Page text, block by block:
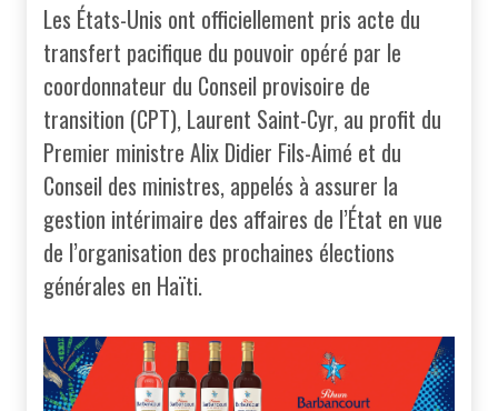
Les États-Unis ont officiellement pris acte du
transfert pacifique du pouvoir opéré par le
coordonnateur du Conseil provisoire de
transition (CPT), Laurent Saint-Cyr, au profit du
Premier ministre Alix Didier Fils-Aimé et du
Conseil des ministres, appelés à assurer la
gestion intérimaire des affaires de l’État en vue
de l’organisation des prochaines élections
générales en Haïti.